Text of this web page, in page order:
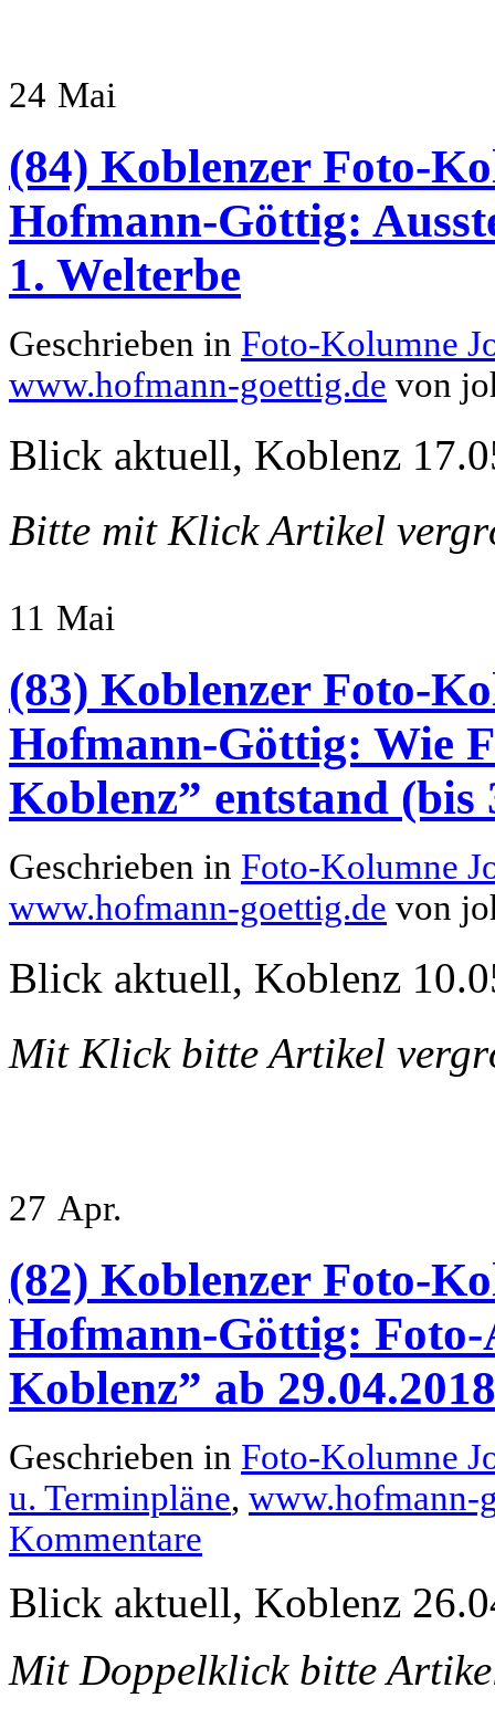
24 Mai
(84) Koblenzer Foto-
Hofmann-Göttig:
1. Welterbe
Geschrieben in Foto-Kolumne
www.hofmann-goettig.de von
Blick aktuell, Koblenz
Bitte mit Klick Artikel
11 Mai
(83) Koblenzer Foto-
Hofmann-Göttig: Wie
Koblenz” entstand (bis
Geschrieben in Foto-Kolumne
www.hofmann-goettig.de von
Blick aktuell, Koblenz
Mit Klick bitte Artikel
27 Apr.
(82) Koblenzer Foto-
Hofmann-Göttig: Foto-
Koblenz” ab 29.04.2018
Geschrieben in Foto-Kolumne
u. Terminpläne, www.hofmann-
Kommentare
Blick aktuell, Koblenz
Mit Doppelklick bitte